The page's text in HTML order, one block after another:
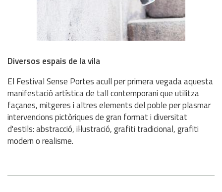
Diversos espais de la vila
El Festival Sense Portes acull per primera vegada aquesta
manifestació artística de tall contemporani que utilitza
façanes, mitgeres i altres elements del poble per plasmar
intervencions pictòriques de gran format i diversitat
d'estils: abstracció, il·lustració, grafiti tradicional, grafiti
modern o realisme.